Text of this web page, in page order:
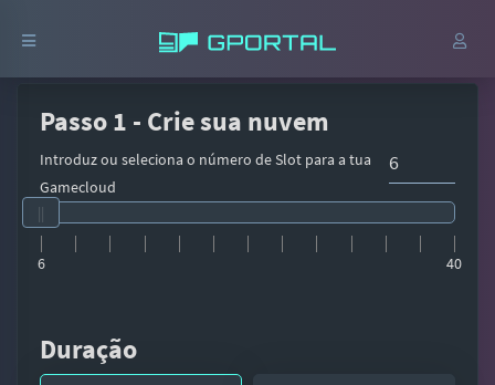
Passo 1 - Crie sua nuvem
Introduz ou seleciona o número de Slot para a tua
Gamecloud
6 40
Duração